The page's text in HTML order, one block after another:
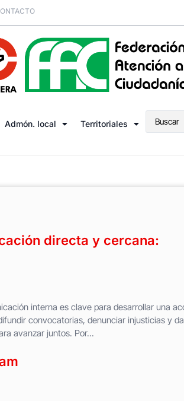
Admón. local Territoriales
directa y cercana:
interna es clave para desarrollar una
convocatorias, denunciar injusticias y
avanzar juntos. Por...